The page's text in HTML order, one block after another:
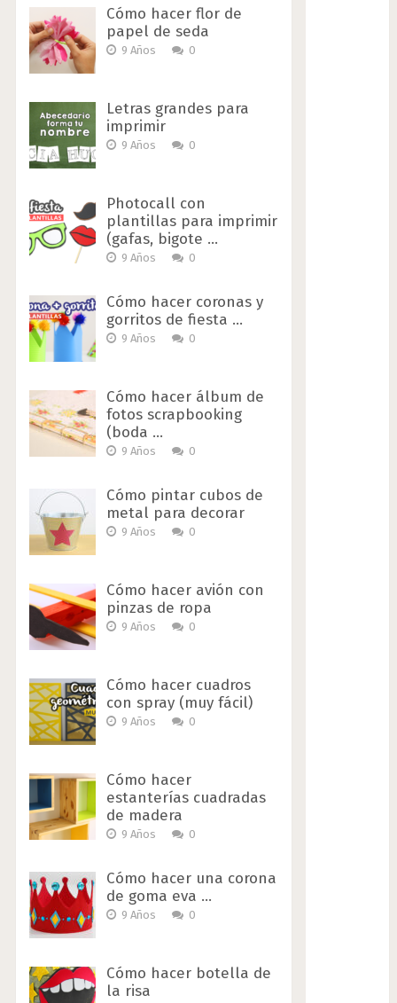
Cómo hacer flor de
papel de seda
9 Años 0
Letras grandes para
imprimir
9 Años 0
Photocall con
plantillas para imprimir
(gafas, bigote …
9 Años 0
Cómo hacer coronas y
gorritos de fiesta …
9 Años 0
Cómo hacer álbum de
fotos scrapbooking
(boda …
9 Años 0
Cómo pintar cubos de
metal para decorar
9 Años 0
Cómo hacer avión con
pinzas de ropa
9 Años 0
Cómo hacer cuadros
con spray (muy fácil)
9 Años 0
Cómo hacer
estanterías cuadradas
de madera
9 Años 0
Cómo hacer una corona
de goma eva …
9 Años 0
Cómo hacer botella de
la risa